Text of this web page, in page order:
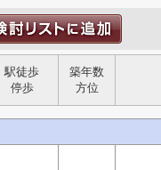
駅徒歩
停歩
築年数
方位